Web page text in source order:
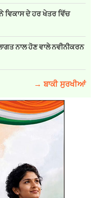
ਵਿਕਾਸ ਦੇ ਹਰ ਖੇਤਰ ਵਿੱਚ
ਨਾਲ ਹੋਣ ਵਾਲੇ ਨਵੀਨੀਕਰਨ
→ ਬਾਕੀ ਸੁਰਖੀਆਂ